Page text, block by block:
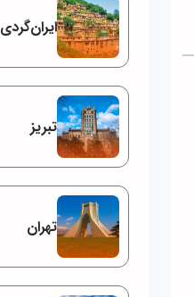
ایران‌گردی
تبریز
تهران